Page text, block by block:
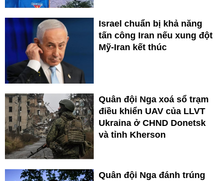
Israel chuẩn bị khả năng
tấn công Iran nếu xung đột
Mỹ-Iran kết thúc
Quân đội Nga xoá sổ trạm
điều khiển UAV của LLVT
Ukraina ở CHND Donetsk
và tỉnh Kherson
Quân đội Nga đánh trúng